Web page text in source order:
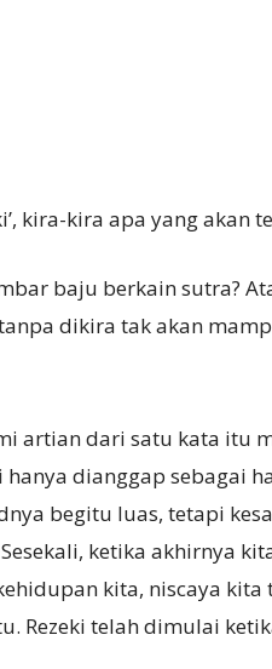
kira-kira apa yang akan
baju berkain sutra?
dikira tak akan
artian dari satu kata itu
hanya dianggap sebagai
begitu luas, tetapi
ketika akhirnya
kita, niscaya kita
Rezeki telah dimulai